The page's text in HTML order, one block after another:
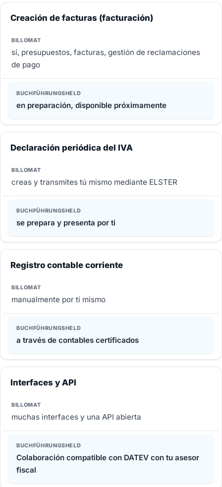
Creación de facturas (facturación)
sí, presupuestos, facturas, gestión de reclamaciones
de pago
en preparación, disponible próximamente
Declaración periódica del IVA
creas y transmites tú mismo mediante ELSTER
se prepara y presenta por ti
Registro contable corriente
manualmente por ti mismo
a través de contables certificados
Interfaces y API
muchas interfaces y una API abierta
Colaboración compatible con DATEV con tu asesor
fiscal